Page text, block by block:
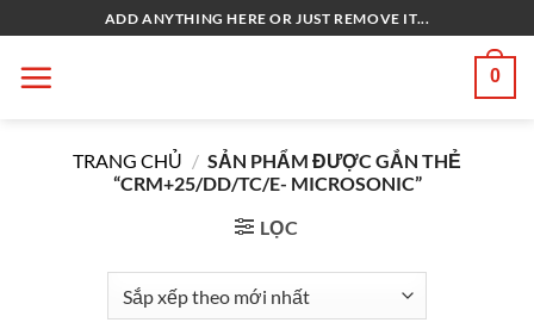
qua
nội
ADD ANYTHING HERE OR JUST REMOVE IT...
0
TRANG CHỦ / SẢN PHẨM ĐƯỢC GẮN THẺ
“CRM+25/DD/TC/E- MICROSONIC”
LỌC